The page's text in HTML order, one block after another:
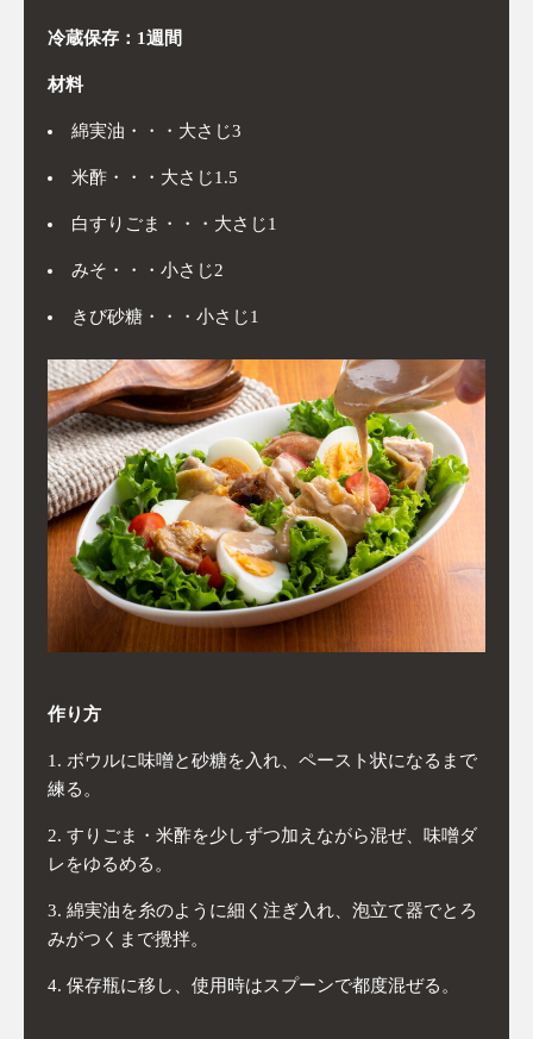
冷蔵保存：1週間
材料
綿実油・・・大さじ3
米酢・・・大さじ1.5
白すりごま・・・大さじ1
みそ・・・小さじ2
きび砂糖・・・小さじ1
作り方
ボウルに味噌と砂糖を入れ、ペースト状になるまで
練る。
すりごま・米酢を少しずつ加えながら混ぜ、味噌ダ
レをゆるめる。
綿実油を糸のように細く注ぎ入れ、泡立て器でとろ
みがつくまで攪拌。
保存瓶に移し、使用時はスプーンで都度混ぜる。